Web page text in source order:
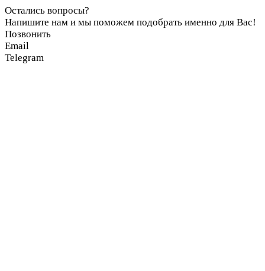
Остались вопросы?
Напишите нам и мы поможем подобрать именно для Вас!
Позвонить
Email
Telegram